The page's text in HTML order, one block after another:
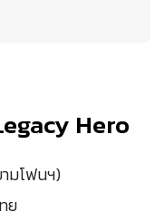
Hero
มโฟนฯ)
ย